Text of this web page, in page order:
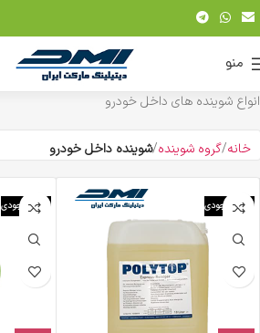
منو
انواع شوینده های داخل خودرو
خانه گروه شوینده شوینده داخل خودرو
اتمام موجودی اتمام موجودی